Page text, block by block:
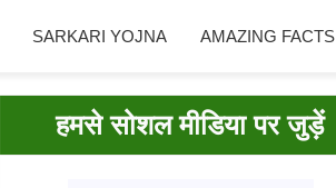
SARKARI YOJNA AMAZING FACTS
Primary
Sidebar
हमसे सोशल मीडिया पर जुड़ें